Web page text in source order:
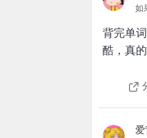
如
背完单
酷，真
爱